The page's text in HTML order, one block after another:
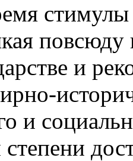
стимулы
и
и
степени